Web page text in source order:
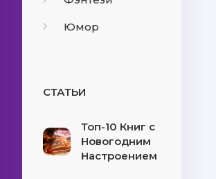
Юмор
СТАТЬИ
Топ-10 Книг с
Новогодним
Настроением